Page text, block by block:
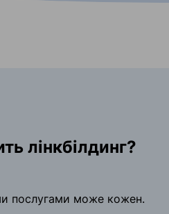
лінкбілдинг?
послугами може кожен.